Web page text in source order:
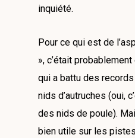
inquiété.
Pour ce qui est de
», c’était
qui a battu des
nids d’autruches (oui,
des nids de poule).
bien utile sur les